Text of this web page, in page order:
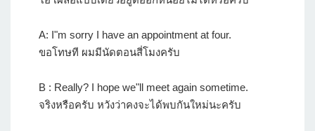
A: I"m sorry I have an appointment at four.
ขอโทษที ผมมีนัดตอนสี่โมงครับ
B : Really? I hope we"ll meet again sometime.
จริงหรือครับ หวังว่าคงจะได้พบกันใหม่นะครับ